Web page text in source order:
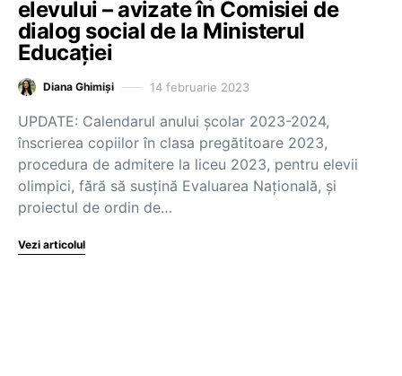
elevului – avizate în Comisiei de
dialog social de la Ministerul
Educației
Diana Ghimiși 14 februarie 2023
UPDATE: Calendarul anului școlar 2023-2024,
înscrierea copiilor în clasa pregătitoare 2023,
procedura de admitere la liceu 2023, pentru elevii
olimpici, fără să susțină Evaluarea Națională, și
proiectul de ordin de…
Vezi articolul